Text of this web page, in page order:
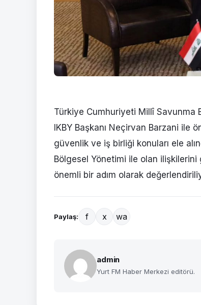
Türkiye Cumhuriyeti Millî Savunma
IKBY Başkanı Neçirvan Barzani ile
güvenlik ve iş birliği konuları ele
Bölgesel Yönetimi ile olan ilişkilerini
önemli bir adım olarak
Paylaş: f x wa
admin
Yurt FM Haber Merkezi editörü.